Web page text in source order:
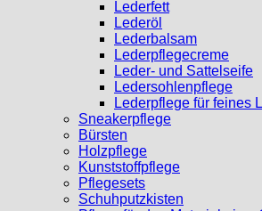
Lederfett
Lederöl
Lederbalsam
Lederpflegecreme
Leder- und Sattelseife
Ledersohlenpflege
Lederpflege für feines
Sneakerpflege
Bürsten
Holzpflege
Kunststoffpflege
Pflegesets
Schuhputzkisten